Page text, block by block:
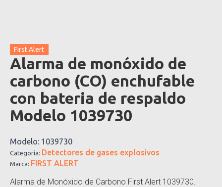
First Alert
Alarma de monóxido de
carbono (CO) enchufable
con bateria de respaldo
Modelo 1039730
Modelo: 1039730
Categoría: Detectores de gases explosivos
Marca: FIRST ALERT
Alarma de Monóxido de Carbono First Alert 1039730.